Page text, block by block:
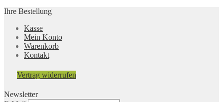
Ihre Bestellung
Kasse
Mein Konto
Warenkorb
Kontakt
Vertrag widerrufen
Newsletter